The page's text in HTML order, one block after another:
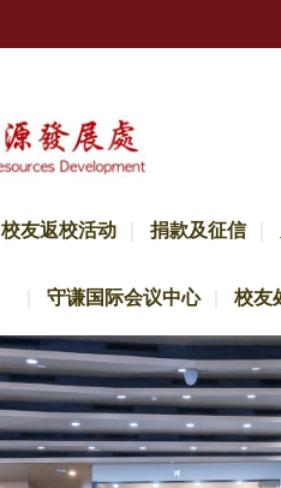
校友返校活动 捐款及征信
守谦国际会议中心 校友